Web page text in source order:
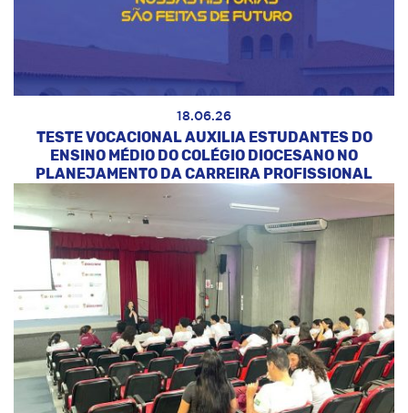
18.06.26
TESTE VOCACIONAL AUXILIA ESTUDANTES DO
ENSINO MÉDIO DO COLÉGIO DIOCESANO NO
PLANEJAMENTO DA CARREIRA PROFISSIONAL